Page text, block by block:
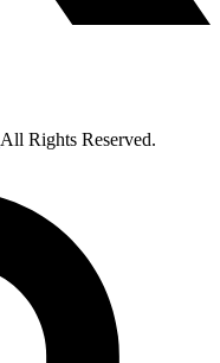
All Rights Reserved.